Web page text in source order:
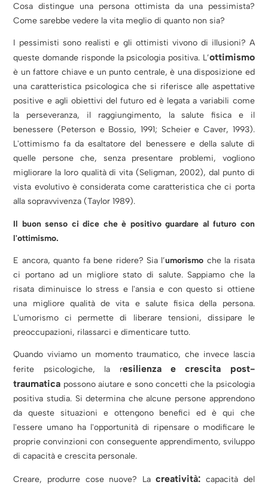
Cosa distingue una persona ottimista da una pessimista?
Come sarebbe vedere la vita meglio di quanto non sia?
I pessimisti sono realisti e gli ottimisti vivono di illusioni? A
queste domande risponde la psicologia positiva. L’ottimismo
è un fattore chiave e un punto centrale, è una disposizione ed
una caratteristica psicologica che si riferisce alle aspettative
positive e agli obiettivi del futuro ed è legata a variabili come
la perseveranza, il raggiungimento, la salute fisica e il
benessere (Peterson e Bossio, 1991; Scheier e Caver, 1993).
L'ottimismo fa da esaltatore del benessere e della salute di
quelle persone che, senza presentare problemi, vogliono
migliorare la loro qualità di vita (Seligman, 2002), dal punto di
vista evolutivo è considerata come caratteristica che ci porta
alla sopravvivenza (Taylor 1989).
Il buon senso ci dice che è positivo guardare al futuro con
l'ottimismo.
E ancora, quanto fa bene ridere? Sia l’umorismo che la risata
ci portano ad un migliore stato di salute. Sappiamo che la
risata diminuisce lo stress e l'ansia e con questo si ottiene
una migliore qualità de vita e salute fisica della persona.
L'umorismo ci permette di liberare tensioni, dissipare le
preoccupazioni, rilassarci e dimenticare tutto.
Quando viviamo un momento traumatico, che invece lascia
ferite psicologiche, la resilienza e crescita post-
traumatica possono aiutare e sono concetti che la psicologia
positiva studia. Si determina che alcune persone apprendono
da queste situazioni e ottengono benefici ed è qui che
l'essere umano ha l'opportunità di ripensare o modificare le
proprie convinzioni con conseguente apprendimento, sviluppo
di capacità e crescita personale.
Creare, produrre cose nuove? Lacreatività: capacità del